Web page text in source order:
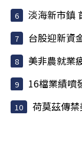
淡海新市鎮
台股迎新資
美非農就業
16檔業績噴
荷莫茲傳禁